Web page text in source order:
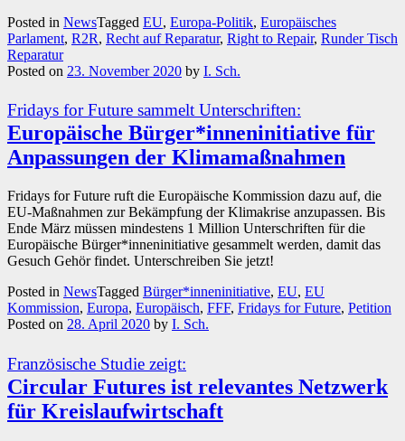
Posted in NewsTagged EU, Europa-Politik, Europäisches
Parlament, R2R, Recht auf Reparatur, Right to Repair, Runder Tisch
Reparatur
Posted on 23. November 2020 by I. Sch.
Fridays for Future sammelt Unterschriften:
Europäische Bürger*inneninitiative für
Anpassungen der Klimamaßnahmen
Fridays for Future ruft die Europäische Kommission dazu auf, die
EU-Maßnahmen zur Bekämpfung der Klimakrise anzupassen. Bis
Ende März müssen mindestens 1 Million Unterschriften für die
Europäische Bürger*inneninitiative gesammelt werden, damit das
Gesuch Gehör findet. Unterschreiben Sie jetzt!
Posted in NewsTagged Bürger*inneninitiative, EU, EU
Kommission, Europa, Europäisch, FFF, Fridays for Future, Petition
Posted on 28. April 2020 by I. Sch.
Französische Studie zeigt:
Circular Futures ist relevantes Netzwerk
für Kreislaufwirtschaft